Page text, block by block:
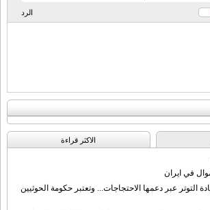
الرد
الاکثر قراءة
في ايران
التوتر عبر دعمها الاحتجاجات... وتعتبر حكومة الحوثيين